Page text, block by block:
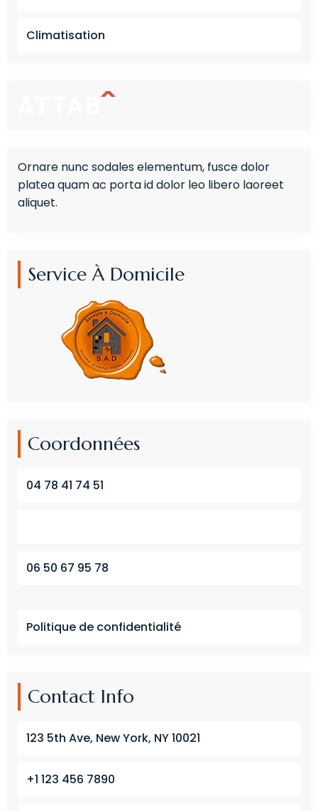
Climatisation
Ornare nunc sodales elementum, fusce dolor
platea quam ac porta id dolor leo libero laoreet
aliquet.
Service À Domicile
Coordonnées
04 78 41 74 51
06 50 67 95 78
Politique de confidentialité
Contact Info
123 5th Ave, New York, NY 10021
+1 123 456 7890